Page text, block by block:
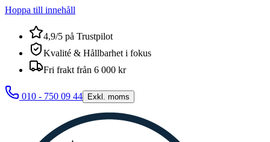
Hoppa till innehåll
4,9/5 på Trustpilot
Kvalité & Hållbarhet i fokus
Fri frakt från 6 000 kr
010 - 750 09 44 Exkl. moms